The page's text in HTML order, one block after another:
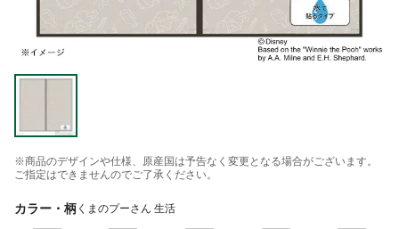
※商品のデザインや仕様、原産国は予告なく変更となる場合がございます。
ご指定はできませんのでご了承ください。
カラー・柄 くまのプーさん 生活